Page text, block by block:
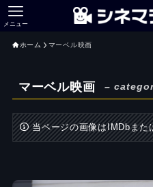
メニュー
ホーム マーベル映画
マーベル映画 –
当ページの画像はIMDbまた